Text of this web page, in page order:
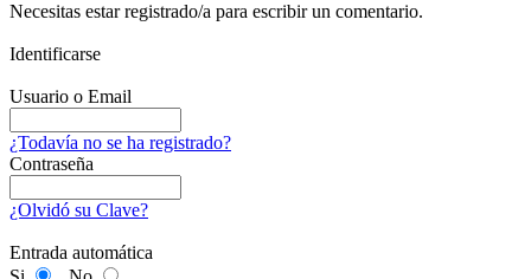
Necesitas estar registrado/a para escribir un comentario.
Identificarse
Usuario o Email
¿Todavía no se ha registrado?
Contraseña
¿Olvidó su Clave?
Entrada automática